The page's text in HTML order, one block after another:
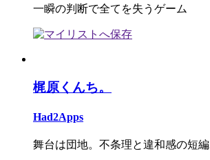
一瞬の判断で全てを失うゲーム
梶原くんち。
Had2Apps
舞台は団地。不条理と違和感の短